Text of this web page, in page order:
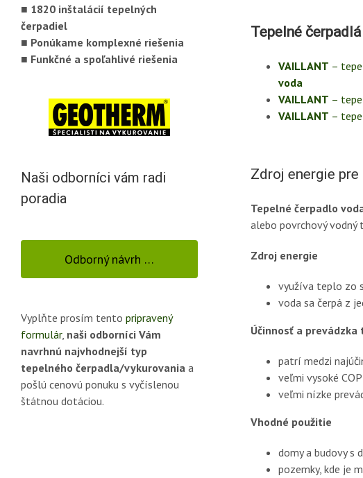
Tepelné
VAILLANT –
voda
VAILLANT –
VAILLANT –
Zdroj energie
Tepelné čerpadlo
alebo povrchový vodný
Zdroj energie
využíva teplo zo
voda sa čerpá z
Účinnosť a
patrí medzi
veľmi vysoké
veľmi nízke
Vhodné použitie
domy a budovy s
pozemky, kde je
■ 1820 inštalácií tepelných
čerpadiel
■ Ponúkame komplexné riešenia
■ Funkčné a spoľahlivé riešenia
Naši odborníci vám radi
poradia
Odborný návrh …
Vyplňte prosím tento pripravený
formulár, naši odborníci Vám
navrhnú najvhodnejší typ
tepelného čerpadla/vykurovania a
pošlú cenovú ponuku s vyčíslenou
štátnou dotáciou.